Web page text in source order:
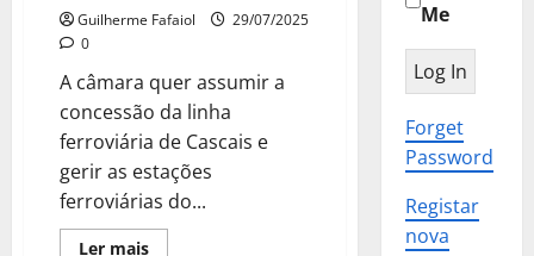
Guilherme Fafaiol
29/07/2025
0
A câmara quer assumir a
concessão da linha
ferroviária de Cascais e
gerir as estações
ferroviárias do...
Ler maisLeia
Me
Forget
Password
Registar
nova